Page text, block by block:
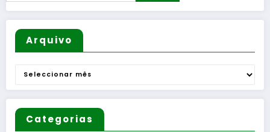
Arquivo
Arquivo
Categorias